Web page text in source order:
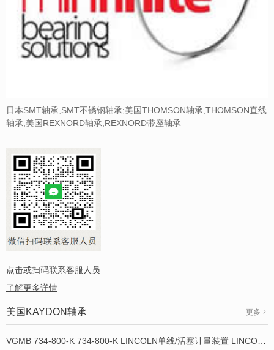
日本SMT轴承,SMT不锈钢轴承;美国THOMSON轴承,THOMSON直线
轴承;美国REXNORD轴承,REXNORD带座轴承
点击或扫码联系客服人员
了解更多详情
美国KAYDON轴承 更多